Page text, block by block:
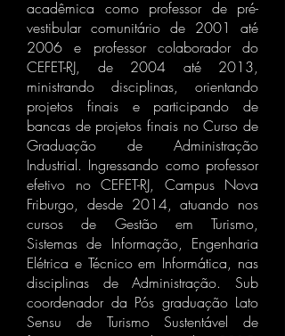
acadêmica como professor de pré-
vestibular comunitário de 2001 até
2006 e professor colaborador do
CEFET-RJ, de 2004 até 2013,
ministrando disciplinas, orientando
projetos finais e participando de
bancas de projetos finais no Curso de
Graduação de Administração
Industrial. Ingressando como professor
efetivo no CEFET-RJ, Campus Nova
Friburgo, desde 2014, atuando nos
cursos de Gestão em Turismo,
Sistemas de Informação, Engenharia
Elétrica e Técnico em Informática, nas
disciplinas de Administração. Sub
coordenador da Pós graduação Lato
Sensu de Turismo Sustentável de